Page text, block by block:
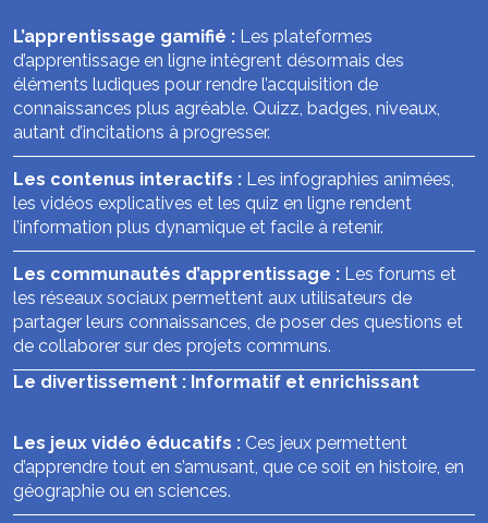
L’apprentissage gamifié : Les plateformes
d’apprentissage en ligne intègrent désormais des
éléments ludiques pour rendre l’acquisition de
connaissances plus agréable. Quizz, badges, niveaux,
autant d’incitations à progresser.
Les contenus interactifs : Les infographies animées,
les vidéos explicatives et les quiz en ligne rendent
l’information plus dynamique et facile à retenir.
Les communautés d’apprentissage : Les forums et
les réseaux sociaux permettent aux utilisateurs de
partager leurs connaissances, de poser des questions et
de collaborer sur des projets communs.
Le divertissement : Informatif et enrichissant
Les jeux vidéo éducatifs : Ces jeux permettent
d’apprendre tout en s’amusant, que ce soit en histoire, en
géographie ou en sciences.